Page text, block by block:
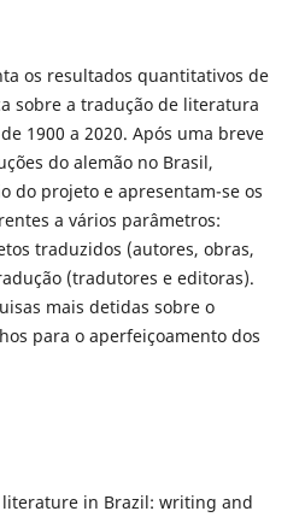
os resultados quantitativos de
sobre a tradução de literatura
1900 a 2020. Após uma breve
do alemão no Brasil,
do projeto e apresentam-se os
a vários parâmetros:
traduzidos (autores, obras,
(tradutores e editoras).
mais detidas sobre o
para o aperfeiçoamento dos
literature in Brazil: writing and